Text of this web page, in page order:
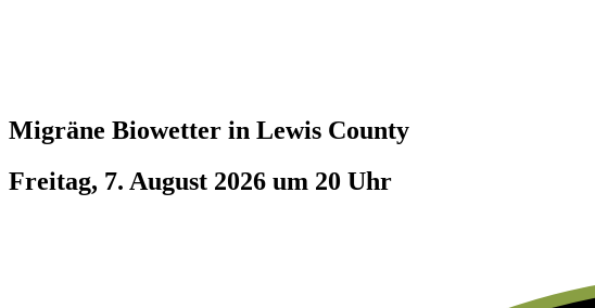
Migräne Biowetter in Lewis County
Freitag, 7. August 2026 um 20 Uhr